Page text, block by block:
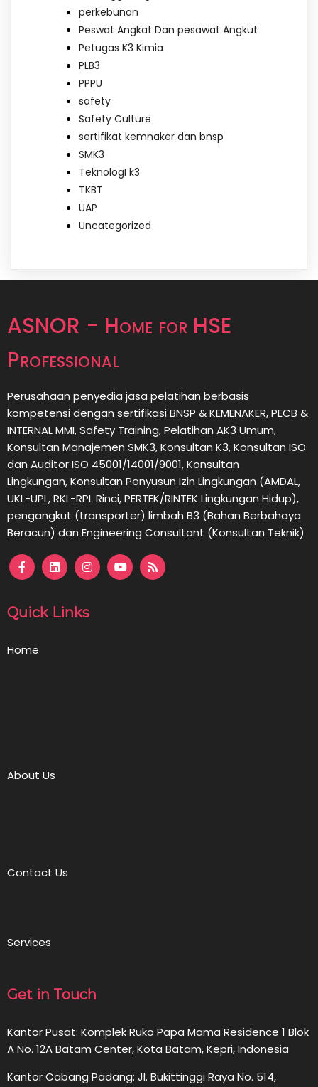
perkebunan
Peswat Angkat Dan pesawat Angkut
Petugas K3 Kimia
PLB3
PPPU
safety
Safety Culture
sertifikat kemnaker dan bnsp
SMK3
TeknologI k3
TKBT
UAP
Uncategorized
ASNOR - Home for HSE
Professional
Perusahaan penyedia jasa pelatihan berbasis
kompetensi dengan sertifikasi BNSP & KEMENAKER, PECB &
INTERNAL MMI, Safety Training, Pelatihan AK3 Umum,
Konsultan Manajemen SMK3, Konsultan K3, Konsultan ISO
dan Auditor ISO 45001/14001/9001,Konsultan
Lingkungan,Konsultan Penyusun Izin Lingkungan (AMDAL,
UKL-UPL, RKL-RPL Rinci, PERTEK/RINTEK Lingkungan Hidup),
pengangkut (transporter) limbah B3 (Bahan Berbahaya
Beracun) dan Engineering Consultant (Konsultan Teknik)
Quick Links
Home
About Us
Contact Us
Services
Get in Touch
Kantor Pusat: Komplek Ruko Papa Mama Residence 1 Blok
A No. 12A Batam Center, Kota Batam, Kepri, Indonesia
Kantor Cabang Padang: Jl. Bukittinggi Raya No. 514,